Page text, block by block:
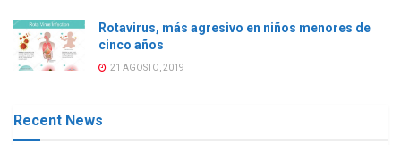
Rotavirus, más agresivo en niños menores de
cinco años
21 AGOSTO, 2019
Recent News